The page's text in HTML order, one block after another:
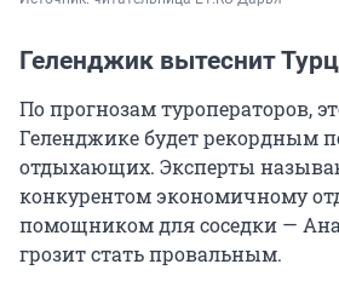
Геленджик вытеснит
По прогнозам туроператоров,
Геленджике будет рекордным
отдыхающих. Эксперты
конкурентом экономичному
помощником для соседки —
грозит стать провальным.